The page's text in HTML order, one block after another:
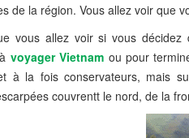
de la région. Vous allez voir que
vous allez voir si vous
voyager Vietnam ou pour
à la fois conservateurs, mais
couvrentt le nord, de la